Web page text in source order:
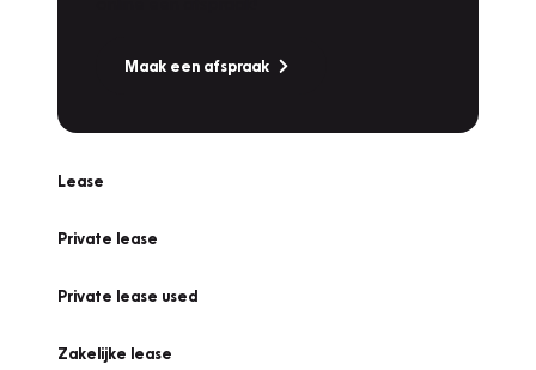
Maak een afspraak
Lease
Private lease
Private lease used
Zakelijke lease